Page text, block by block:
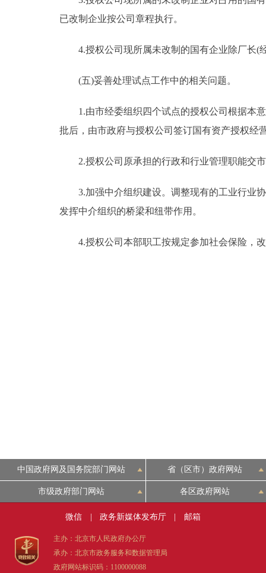
已改制企业按公司章程执行。
4.授权公司现所属未改制的国有企业除厂长(
(五)妥善处理试点工作中的相关问题。
1.由市经委组织四个试点的授权公司根据本意
批后，由市政府与授权公司签订国有资产授权经
2.授权公司原承担的行政和行业管理职能交市
3.加强中介组织建设。调整现有的工业行业协
发挥中介组织的桥梁和纽带作用。
4.授权公司本部职工按规定参加社会保险，改
中国政府网及国务院部门网站 省（区市）政府网站
市级政府部门网站 各区政府网站
微信 政务新媒体发布厅 邮箱
主办：北京市人民政府办公厅
承办：北京市政务服务和数据管理局
政府网站标识码：1100000088